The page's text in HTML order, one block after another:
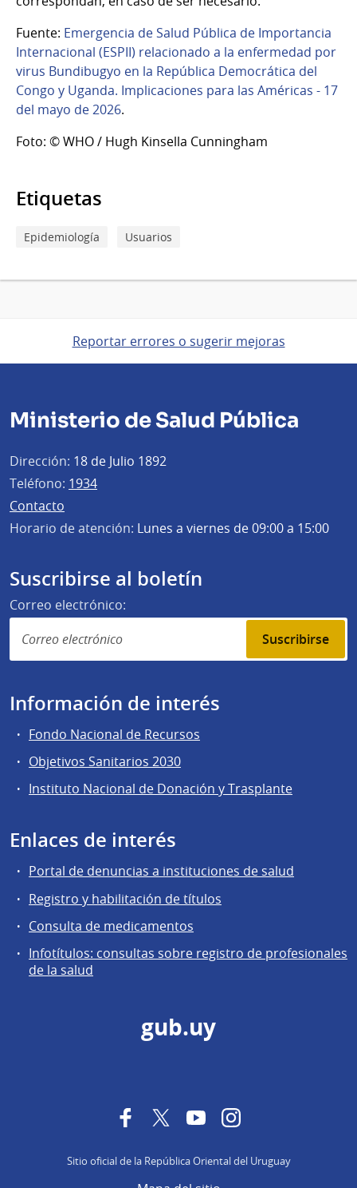
Fuente: Emergencia de Salud Pública de Importancia
Internacional (ESPII) relacionado a la enfermedad por
virus Bundibugyo en la República Democrática del
Congo y Uganda. Implicaciones para las Américas - 17
del mayo de 2026.
Foto: © WHO / Hugh Kinsella Cunningham
Etiquetas
Epidemiología Usuarios
Reportar errores o sugerir mejoras
Ministerio de Salud Pública
Dirección: 18 de Julio 1892
Teléfono: 1934
Contacto
Horario de atención: Lunes a viernes de 09:00 a 15:00
Suscribirse al boletín
Correo electrónico:
Suscribirse
Información de interés
Fondo Nacional de Recursos
Objetivos Sanitarios 2030
Instituto Nacional de Donación y Trasplante
Enlaces de interés
Portal de denuncias a instituciones de salud
Registro y habilitación de títulos
Consulta de medicamentos
Infotítulos: consultas sobre registro de profesionales
de la salud
gub.uy
FacebookTwitterYouTubeInstagram
Sitio oficial de la República Oriental del Uruguay